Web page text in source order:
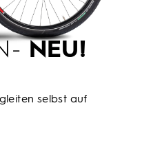
NEU!
selbst auf